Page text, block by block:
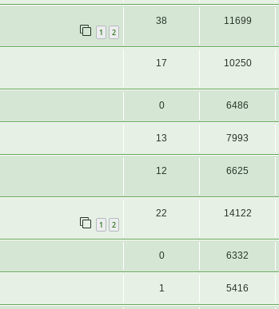
1 2
38 11699
17 10250
0 6486
13 7993
12 6625
1 2
22 14122
0 6332
1 5416